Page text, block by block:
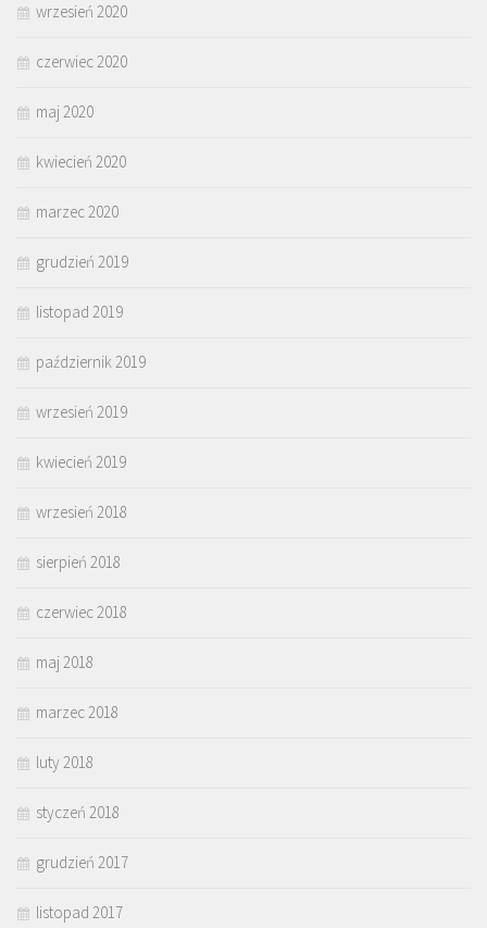
wrzesień 2020
czerwiec 2020
maj 2020
kwiecień 2020
marzec 2020
grudzień 2019
listopad 2019
październik 2019
wrzesień 2019
kwiecień 2019
wrzesień 2018
sierpień 2018
czerwiec 2018
maj 2018
marzec 2018
luty 2018
styczeń 2018
grudzień 2017
listopad 2017